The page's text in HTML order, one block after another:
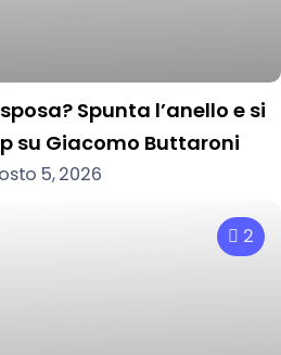
Spunta l’anello e si
su Giacomo Buttaroni
5, 2026
2